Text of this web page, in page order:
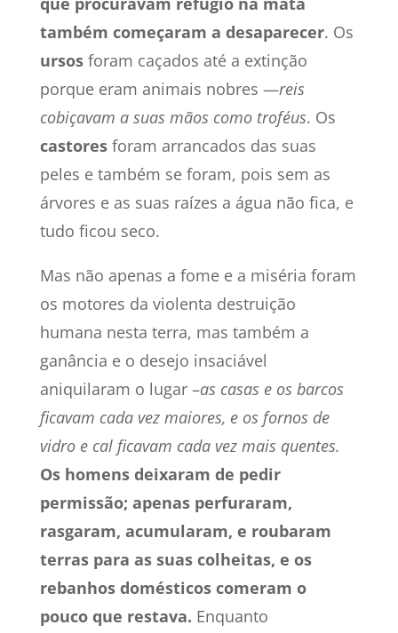
também começaram a desaparecer. Os
ursosforam caçados até a extinção
porque eram animais nobres —reis
cobiçavam a suas mãos como troféus. Os
castoresforam arrancados das suas
peles e também se foram, pois sem as
árvores e as suas raízes a água não fica, e
tudo ficou seco.
Mas não apenas a fome e a miséria foram
os motores da violenta destruição
humana nesta terra, mas também a
ganância e o desejo insaciável
aniquilaram o lugar –as casas e os barcos
ficavam cada vez maiores, e os fornos de
vidro e cal ficavam cada vez mais quentes.
Os homens deixaram de pedir
permissão; apenas perfuraram,
rasgaram, acumularam, e roubaram
terras para as suas colheitas, e os
rebanhos domésticos comeram o
pouco que restava. Enquanto